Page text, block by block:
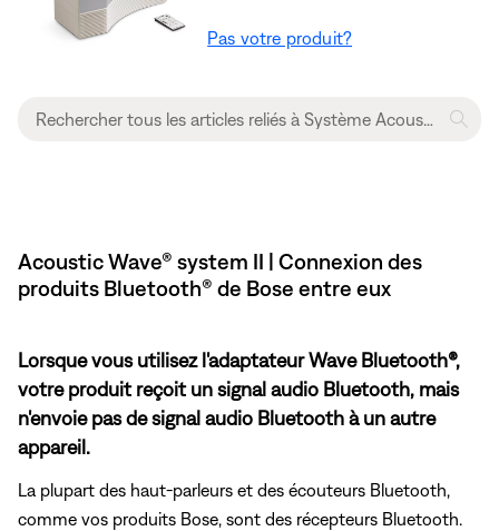
Pas votre produit?
Acoustic Wave® system II | Connexion des
produits Bluetooth® de Bose entre eux
Lorsque vous utilisez l'adaptateur Wave Bluetooth®,
votre produit reçoit un signal audio Bluetooth, mais
n'envoie pas de signal audio Bluetooth à un autre
appareil.
La plupart des haut-parleurs et des écouteurs Bluetooth,
comme vos produits Bose, sont des récepteurs Bluetooth.